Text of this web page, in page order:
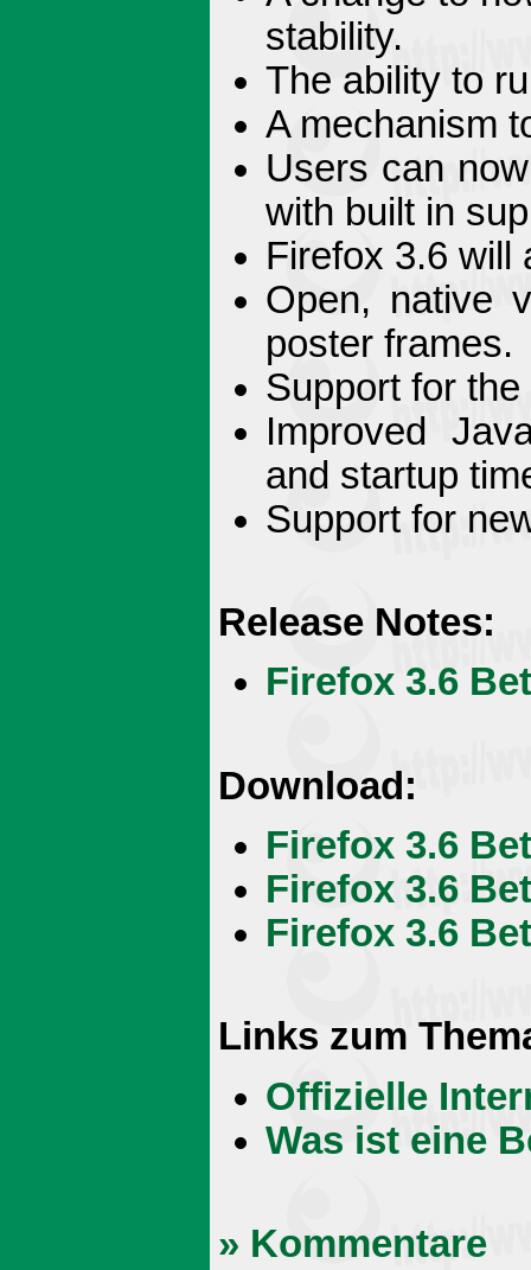
stability.
The ability to
A mechanism
Users can
with built in
Firefox 3.6 will
Open, native
poster frames.
Support for
Improved
and startup
Support for
Release Notes:
Firefox 3.6
Download:
Firefox 3.6
Firefox 3.6
Firefox 3.6
Links zum
Offizielle
Was ist eine
» Kommentare